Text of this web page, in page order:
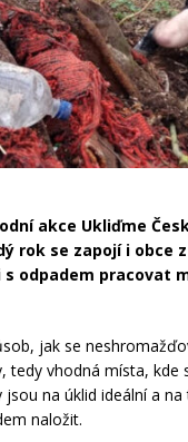
akce Ukliďme
rok se zapojí i obce
odpadem pracovat
jak se
tedy vhodná místa, kde
na úklid ideální a
naložit.